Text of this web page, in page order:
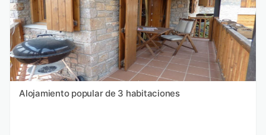
Alojamiento popular de 3 habitaciones